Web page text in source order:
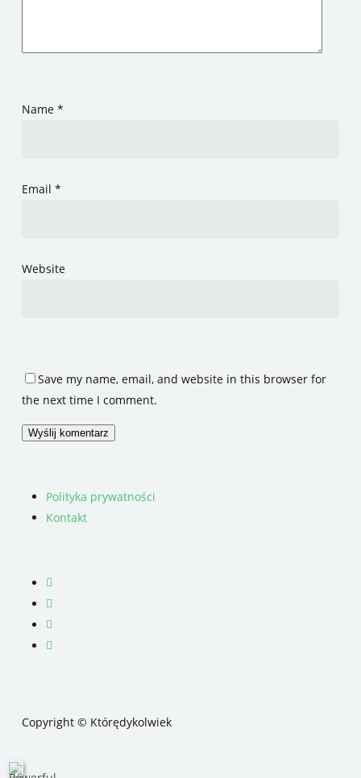
Name *
Email *
Website
Save my name, email, and website in this browser for
the next time I comment.
Polityka prywatności
Kontakt
facebook
youtube
RSS
instagram
Copyright © Którędykolwiek